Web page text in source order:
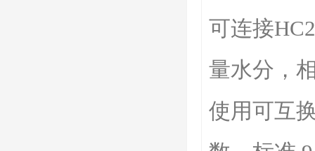
可连接
量水分，
使用可互